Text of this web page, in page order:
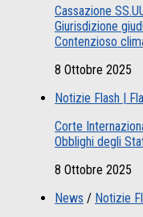
Cassazione
Giurisdizione
Contenzioso
8 Ottobre 2025
Notizie Flash |
Corte
Obblighi degli
8 Ottobre 2025
News / Notizie